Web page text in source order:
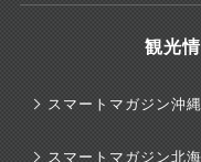
観光
スマートマガジン沖縄
スマートマガジン北